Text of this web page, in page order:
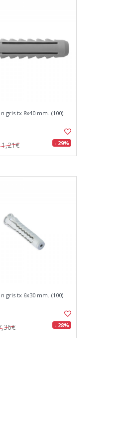
gris tx 8x40 mm. (100)
- 29%
gris tx 6x30 mm. (100)
- 28%